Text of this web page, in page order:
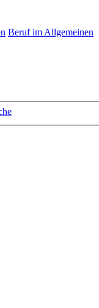
Beruf im Allgemeinen